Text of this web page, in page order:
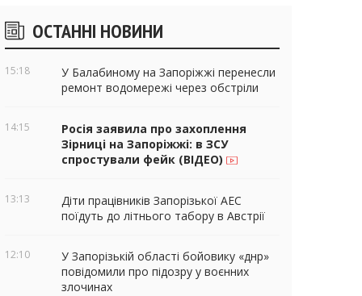
Бічні
віджети
ОСТАННІ НОВИНИ
15:18
У Балабиному на Запоріжжі перенесли
ремонт водомережі через обстріли
14:15
Росія заявила про захоплення
Зірниці на Запоріжжі: в ЗСУ
спростували фейк (ВІДЕО)
13:13
Діти працівників Запорізької АЕС
поїдуть до літнього табору в Австрії
12:10
У Запорізькій області бойовику «днр»
повідомили про підозру у воєнних
злочинах